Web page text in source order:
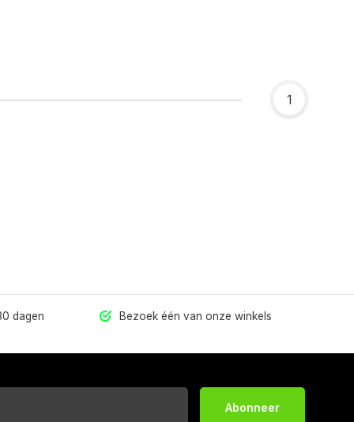
1
dagen Bezoek één van onze winkels
Abonneer